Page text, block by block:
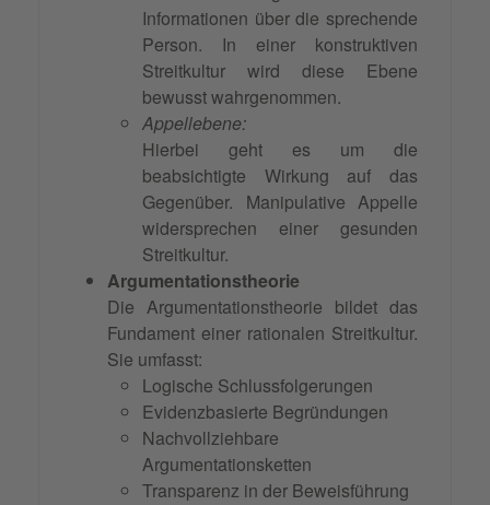
Informationen über die sprechende
Person. In einer konstruktiven
Streitkultur wird diese Ebene
bewusst wahrgenommen.
Appellebene:
Hierbei geht es um die
beabsichtigte Wirkung auf das
Gegenüber. Manipulative Appelle
widersprechen einer gesunden
Streitkultur.
Argumentationstheorie
Die Argumentationstheorie bildet das
Fundament einer rationalen Streitkultur.
Sie umfasst:
Logische Schlussfolgerungen
Evidenzbasierte Begründungen
Nachvollziehbare
Argumentationsketten
Transparenz in der Beweisführung